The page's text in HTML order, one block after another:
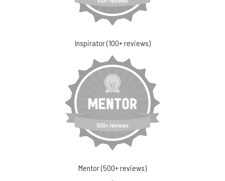
Inspirator (100+ reviews)
Mentor (500+ reviews)